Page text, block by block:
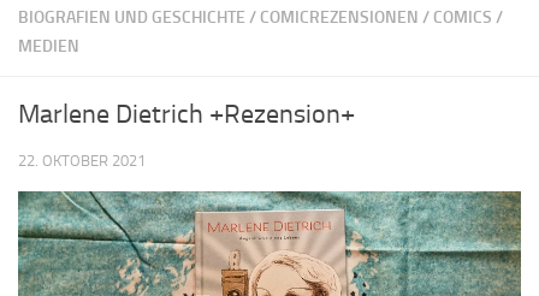
BIOGRAFIEN UND GESCHICHTE / COMICREZENSIONEN / COMICS /
MEDIEN
Marlene Dietrich +Rezension+
22. OKTOBER 2021